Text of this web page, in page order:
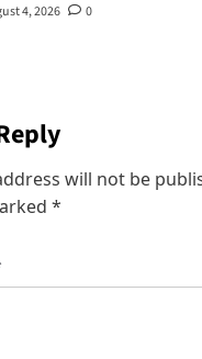
4, 2026 0
will not be
*